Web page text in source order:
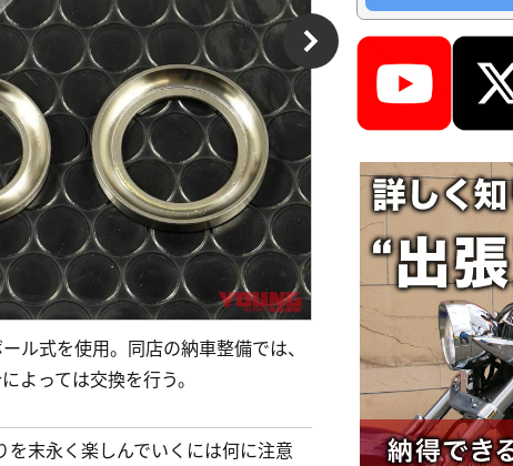
ル式を使用。同店の納車整備では、
よっては交換を行う。
末永く楽しんでいくには何に注意